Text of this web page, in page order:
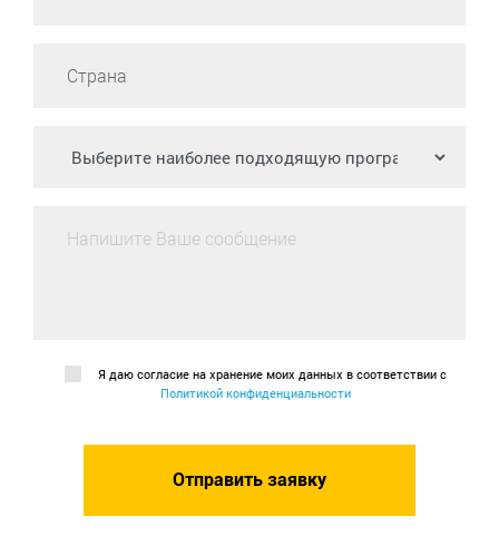
Я даю согласие на хранение моих данных в соответствии с
Политикой конфиденциальности